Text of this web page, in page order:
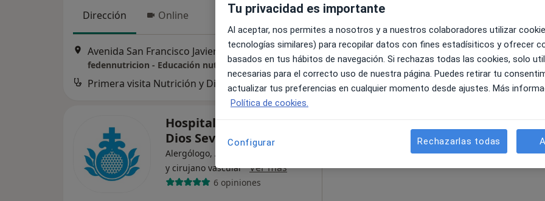
Dirección Online
Avenida San Francisco Javier 9 planta 8, módulo 22, Sevilla • Mapa
fedennutricion - Educación nutricional y salud
Primera visita Nutrición y Dietética 75 €
Hospital San Juan de
Dios Sevilla
Alergólogo, Anestesista, Angiólogo
y cirujano vascular·Ver más
6 opiniones
Mostrar perfil
Tu privacidad es importante
Al aceptar, nos permites a nosotros y a nuestros colaboradores utilizar
tecnologías similares) para recopilar datos con fines estadísiticos y ofrecer
basados en tus hábitos de navegación. Si rechazas todas las cookies, solo
necesarias para el correcto uso de nuestra página. Puedes retirar tu
actualizar tus preferencias en cualquier momento desde ajustes. Más
Política de cookies.
Configurar Rechazarlas todas